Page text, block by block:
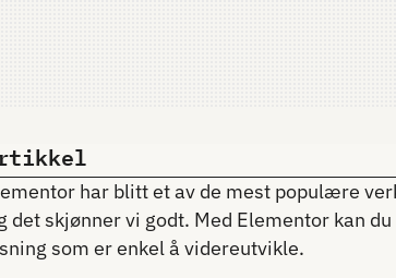
har blitt et av de mest populære
det skjønner vi godt. Med Elementor kan
som er enkel å videreutvikle.